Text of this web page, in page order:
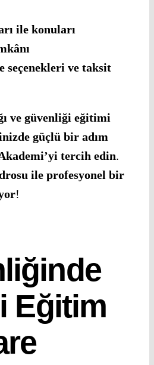
ile konuları
seçenekleri ve taksit
ve güvenliği eğitimi
güçlü bir adım
tercih edin.
ile profesyonel bir
!
Eğitim